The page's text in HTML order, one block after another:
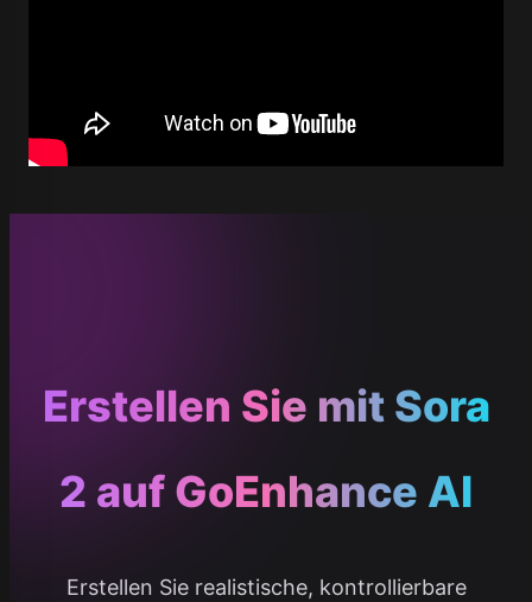
Erstellen Sie mit Sora
2 auf GoEnhance AI
Erstellen Sie realistische, kontrollierbare